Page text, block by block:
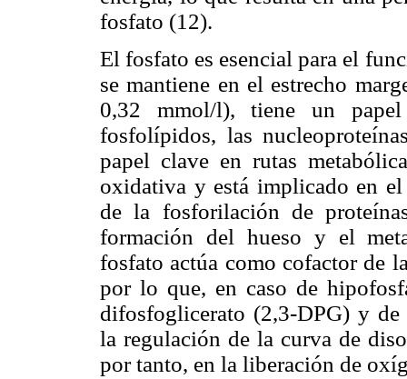
fosfato (12).
El fosfato es esencial para el
se mantiene en el estrecho
0,32 mmol/l), tiene un
fosfolípidos, las
papel clave en rutas
oxidativa y está implicado en
de la fosforilación de
formación del hueso y el
fosfato actúa como cofactor de
por lo que, en caso de
difosfoglicerato (2,3-DPG) y
la regulación de la curva de
por tanto, en la liberación de